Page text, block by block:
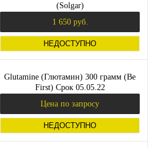
(Solgar)
1 650 руб.
НЕДОСТУПНО
Glutamine (Глютамин) 300 грамм (Be
First) Срок 05.05.22
Цена по запросу
НЕДОСТУПНО